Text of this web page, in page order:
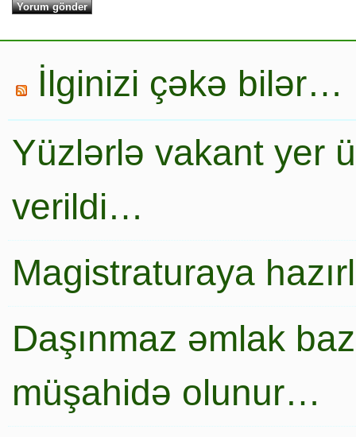
İlginizi çəkə bilər…
Yüzlərlə vakant yer
verildi…
Magistraturaya
Daşınmaz əmlak
müşahidə olunur…